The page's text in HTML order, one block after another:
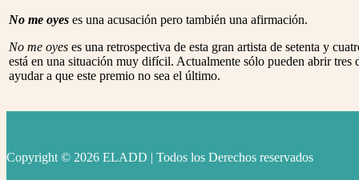
No me oyes es una acusación pero también una afirmación.
No me oyes es una retrospectiva de esta gran artista de setenta y
está en una situación muy difícil. Actualmente sólo pueden abrir
ayudar a que este premio no sea el último.
Copyright © 2026 ELADD | Todos los Derechos reservados